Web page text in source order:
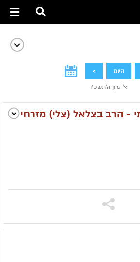
היום >
א' סיון ה׳תשפ״ו
- הרב בצלאל (צלי) מזרחי